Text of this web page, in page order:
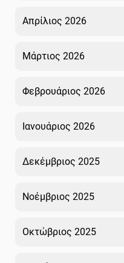
Απρίλιος 2026
Μάρτιος 2026
Φεβρουάριος 2026
Ιανουάριος 2026
Δεκέμβριος 2025
Νοέμβριος 2025
Οκτώβριος 2025